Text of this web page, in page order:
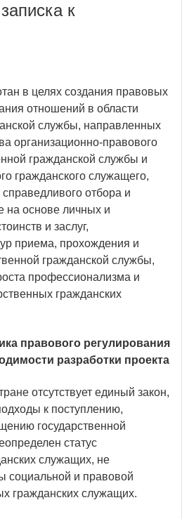
к
в целях создания правовых
отношений в области
службы, направленных
организационно-правового
гражданской службы и
гражданского служащего,
отбора и
на основе личных и
и заслуг,
приема, прохождения и
гражданской службы,
профессионализма и
гражданских
правового регулирования
разработки проекта
отсутствует единый закон,
к поступлению,
государственной
статус
служащих, не
социальной и правовой
гражданских служащих.